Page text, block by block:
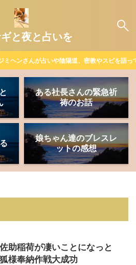
と夜と占いを
ミヘンさんが占いや陰陽道、密教やスピを語
ある社長さんの緊急祈
祷のお話
娘ちゃん達のブレスレ
ットの感想
助稲荷が凄いことになっと
様奉納作戦大成功